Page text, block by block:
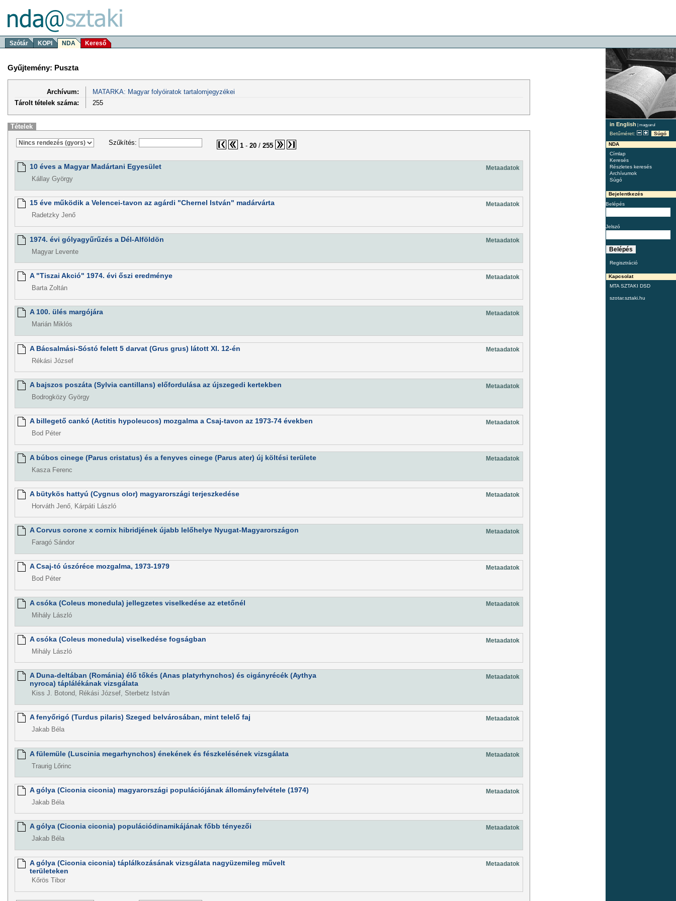
Szótár KOPI NDA Kereső
in English | magyarul
Betűméret:
Súgó
NDA
Címlap
Keresés
Részletes keresés
Archívumok
Súgó
Bejelentkezés
Belépés
Jelszó
Regisztráció
Kapcsolat
MTA SZTAKI DSD
szotar.sztaki.hu
Gyűjtemény: Puszta
Archívum:
MATARKA: Magyar folyóiratok tartalomjegyzékei
Tárolt tételek száma:
255
Tételek
Szűkítés: 1- 20/ 255
10 éves a Magyar Madártani Egyesület Metaadatok
Kállay György
15 éve működik a Velencei-tavon az agárdi "Chernel István" madárvárta Metaadatok
Radetzky Jenő
1974. évi gólyagyűrűzés a Dél-Alföldön Metaadatok
Magyar Levente
A "Tiszai Akció" 1974. évi őszi eredménye Metaadatok
Barta Zoltán
A 100. ülés margójára Metaadatok
Marián Miklós
A Bácsalmási-Sóstó felett 5 darvat (Grus grus) látott XI. 12-én Metaadatok
Rékási József
A bajszos poszáta (Sylvia cantillans) előfordulása az újszegedi kertekben Metaadatok
Bodrogközy György
A billegető cankó (Actitis hypoleucos) mozgalma a Csaj-tavon az 1973-74 években Metaadatok
Bod Péter
A búbos cinege (Parus cristatus) és a fenyves cinege (Parus ater) új költési területe Metaadatok
Kasza Ferenc
A bütykös hattyú (Cygnus olor) magyarországi terjeszkedése Metaadatok
Horváth Jenő, Kárpáti László
A Corvus corone x cornix hibridjének újabb lelőhelye Nyugat-Magyarországon Metaadatok
Faragó Sándor
A Csaj-tó úszóréce mozgalma, 1973-1979 Metaadatok
Bod Péter
A csóka (Coleus monedula) jellegzetes viselkedése az etetőnél Metaadatok
Mihály László
A csóka (Coleus monedula) viselkedése fogságban Metaadatok
Mihály László
A Duna-deltában (Románia) élő tőkés (Anas platyrhynchos) és cigányrécék (Aythya
nyroca) táplálékának vizsgálata
Metaadatok
Kiss J. Botond, Rékási József, Sterbetz István
A fenyőrigó (Turdus pilaris) Szeged belvárosában, mint telelő faj Metaadatok
Jakab Béla
A fülemüle (Luscinia megarhynchos) énekének és fészkelésének vizsgálata Metaadatok
Traurig Lőrinc
A gólya (Ciconia ciconia) magyarországi populációjának állományfelvétele (1974) Metaadatok
Jakab Béla
A gólya (Ciconia ciconia) populációdinamikájának főbb tényezői Metaadatok
Jakab Béla
A gólya (Ciconia ciconia) táplálkozásának vizsgálata nagyüzemileg művelt
területeken
Metaadatok
Kőrös Tibor